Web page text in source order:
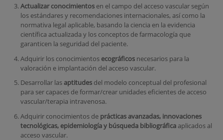
Actualizar conocimientosen el campo del acceso vascular según
los estándares y recomendaciones internacionales, así como la
normativa legal aplicable, basando la ciencia en la evidencia
científica actualizada y los conceptos de farmacología que
garanticen la seguridad del paciente.
Adquirir los conocimientos ecográficosnecesarios para la
valoración e implantación del acceso vascular.
Desarrollar lasaptitudesdel modelo conceptual del profesional
para ser capaces de formar/crear unidades eficientes de acceso
vascular/terapia intravenosa.
Adquirir conocimientos de prácticas avanzadas, innovaciones
tecnológicas, epidemiología y búsqueda bibliográficaaplicados al
acceso vascular.